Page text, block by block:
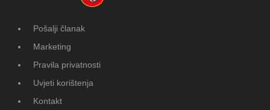
Pošalji članak
Marketing
Pravila privatnosti
Uvjeti korištenja
Kontakt